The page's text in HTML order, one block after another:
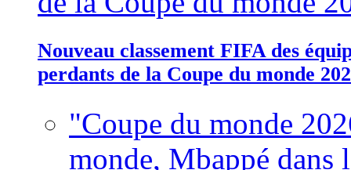
Nouveau classement FIFA des
perdants de la Coupe du monde
"Coupe du monde
monde, Mbappé dans